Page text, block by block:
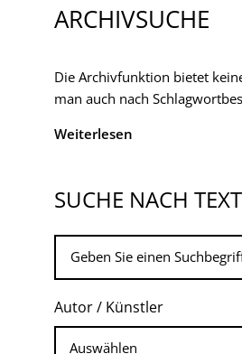
ARCHIVSUCHE
Die Archivfunktion bietet
man auch nach
Weiterlesen
SUCHE NACH
Autor / Künstler